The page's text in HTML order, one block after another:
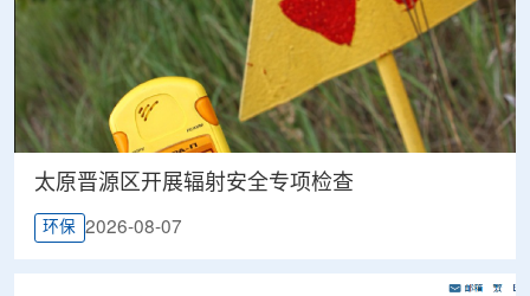
太原晋源区开展辐射安全专项检查
环保 2026-08-07